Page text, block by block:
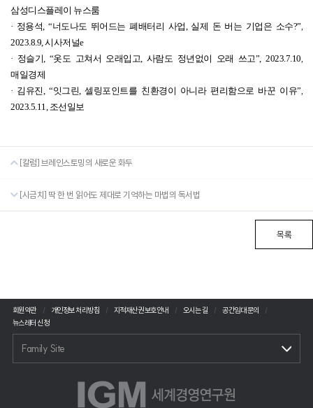
삼성디스플레이 뉴스룸
· 정용석 , “너도나도 뛰어드는 폐배터리 사업 실제 돈 버는 기업은 소수?”,
2023.8.9, 시사저널e
· 정슬기 , “옷도 고쳐서 오래입고 사람도 정년없이 오래 쓰고”, 2023.7.10,
매일경제
· 김유진
, “잇그린 ,셀링포인트를 친환경이 아니라 편리함으로 바꾼 이유”,
2023.5.11, 조선일보
[칼럼] 브레인스토밍의 새로운 화두
[시금치] 딱 한 번 읽어도 제대로 기억하는 마법의 독서법
목록
회원약관 개인정보 처리방침 지적재산권 보호안내 오시는 길
공간임대 문의
뉴스레터 신청
Family Site